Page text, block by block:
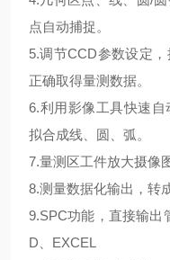
点自动捕捉。
5.调节CCD参数设定
正确取得量测数据。
6.利用影像工具快速
拟合成线、圆、弧。
7.量测区工件放大摄像
8.测量数据化输出，转
9.SPC功能，直接输出
D、EXCEL